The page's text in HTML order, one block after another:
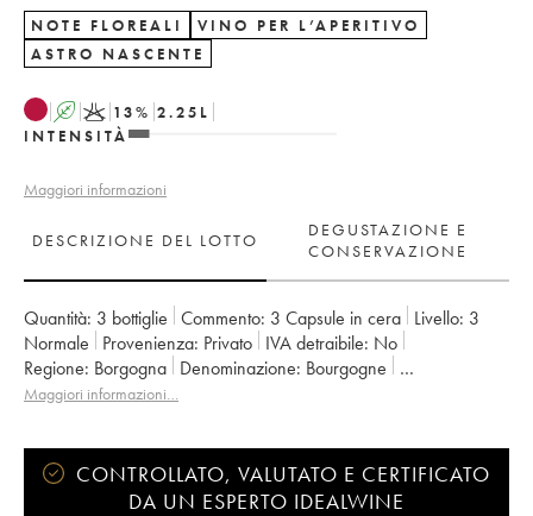
NOTE FLOREALI
VINO PER L’APERITIVO
ASTRO NASCENTE
A K 13% 2.25 L
INTENSITÀ
Maggiori informazioni
DESCRIZIONE DEL LOTTO
DEGUSTAZIONE E
CONSERVAZIONE
Quantità: 3 bottiglie Commento: 3 Capsule in cera Livello: 3
Normale
Provenienza: privato IVA detraibile:
no
Regione:
Borgogna Denominazione:
Bourgogne
Proprietario:
Domaine de la Cras - Marc Soyard
Maggiori informazioni…
CONTROLLATO, VALUTATO E CERTIFICATO
DA UN ESPERTO IDEALWINE